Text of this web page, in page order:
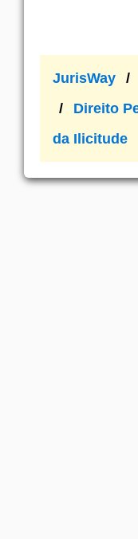
JurisWay
Direito
da Ilicitude